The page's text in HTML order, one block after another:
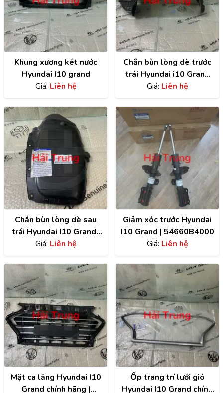
Khung xương két nước
Hyundai I10 grand
Giá: Liên hệ
Chắn bùn lòng dè trước
trái Hyundai i10 Grand
chính hãng |
Giá: Liên hệ
Chắn bùn lòng dè sau
trái Hyundai I10 Grand |
86821B4400
Giá: Liên hệ
Giảm xóc trước Hyundai
I10 Grand | 54660B4000
Giá: Liên hệ
Mặt ca lăng Hyundai I10
Grand chính hãng |
Ốp trang trí lưới gió
Hyundai I10 Grand chính